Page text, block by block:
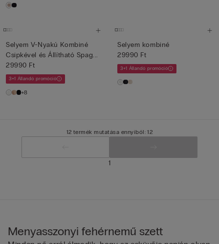
Selyem V-Nyakú Kombiné
Csipkével és Állítható Spag...
29990 Ft
3+1 Állandó promóció
+8
Selyem kombiné
29990 Ft
3+1 Állandó promóció
12 termék mutatása ennyiből: 12
1
Menyasszonyi fehérnemű szett